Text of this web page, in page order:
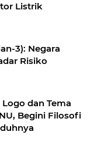
Listrik
3): Negara
Risiko
dan Tema
Begini Filosofi